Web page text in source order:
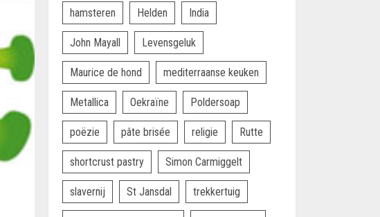
hamsteren Helden India
John Mayall Levensgeluk
Maurice de hond mediterraanse keuken
Metallica Oekraïne Poldersoap
poëzie pâte brisée religie Rutte
shortcrust pastry Simon Carmiggelt
slavernij St Jansdal trekkertuig